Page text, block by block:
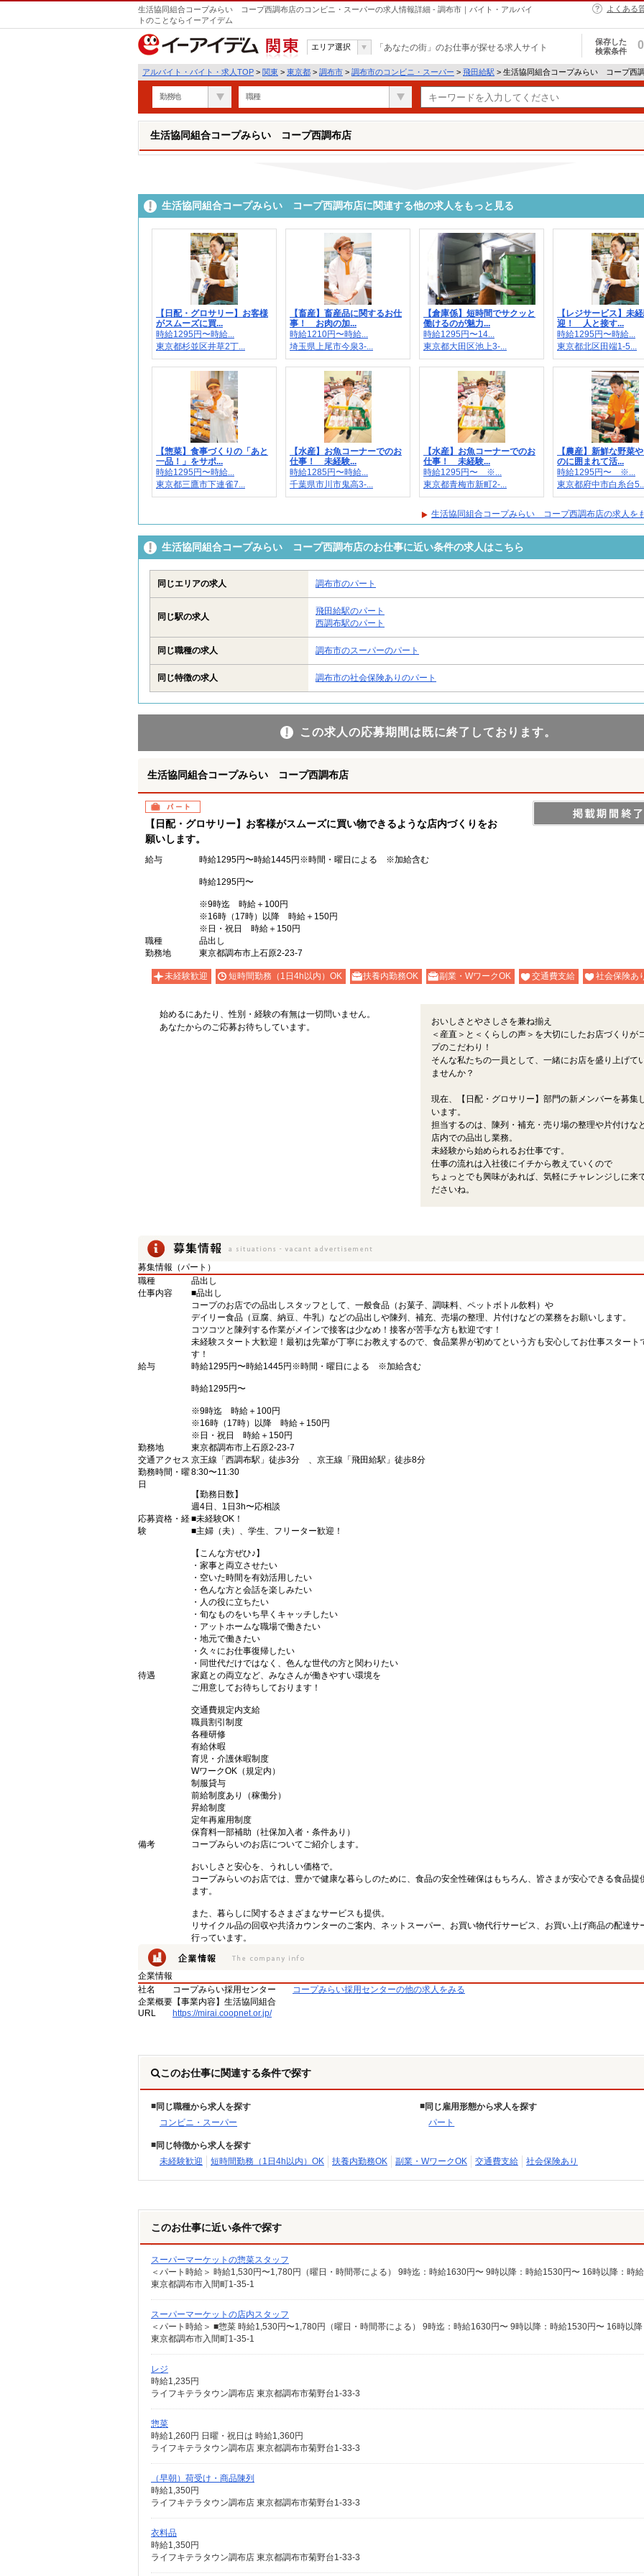
生活協同組合コープみらい コープ西調布店のコンビニ・スーパーの求人情報詳細 - 調布市｜バイト・アルバイ
トのことならイーアイデム
よくある
関東
エリア選択 「あなたの街」のお仕事が探せる求人サイト
保存した
検索条件
0
アルバイト・バイト・求人TOP > 関東 > 東京都 > 調布市 > 調布市のコンビニ・スーパー > 飛田給駅 > 生活協同組合コープみらい コープ西
勤務地 職種
生活協同組合コープみらい コープ西調布店
生活協同組合コープみらい コープ西調布店に関連する他の求人をもっと見る
【日配・グロサリー】お客様
がスムーズに買...
時給1295円〜時給...
東京都杉並区井草2丁...
【畜産】畜産品に関するお仕
事！ お肉の加...
時給1210円〜時給...
埼玉県上尾市今泉3-...
【倉庫係】短時間でサクッと
働けるのが魅力...
時給1295円〜14...
東京都大田区池上3-...
【レジサービス】未
迎！ 人と接す...
時給1295円〜時給...
東京都北区田端1-5...
【惣菜】食事づくりの「あと
一品！」をサポ...
時給1295円〜時給...
東京都三鷹市下連雀7...
【水産】お魚コーナーでのお
仕事！ 未経験...
時給1285円〜時給...
千葉県市川市鬼高3-...
【水産】お魚コーナーでのお
仕事！ 未経験...
時給1295円〜 ※...
東京都青梅市新町2-...
【農産】新鮮な野菜
のに囲まれて活...
時給1295円〜 ※...
東京都府中市白糸台
生活協同組合コープみらい コープ西調布店の求人を
生活協同組合コープみらい コープ西調布店のお仕事に近い条件の求人はこちら
同じエリアの求人 調布市のパート
同じ駅の求人
飛田給駅のパート
西調布駅のパート
同じ職種の求人 調布市のスーパーのパート
同じ特徴の求人 調布市の社会保険ありのパート
この求人の応募期間は既に終了しております。
生活協同組合コープみらい コープ西調布店
パート
【日配・グロサリー】お客様がスムーズに買い物できるような店内づくりをお
願いします。
給与 時給1295円〜時給1445円※時間・曜日による ※加給含む
時給1295円〜
※9時迄 時給＋100円
※16時（17時）以降 時給＋150円
※日・祝日 時給＋150円
職種
品出し
勤務地
東京都調布市上石原2-23-7
未経験歓迎 短時間勤務（1日4h以内）OK 扶養内勤務OK 副業・WワークOK 交通費支給 社会保険あ
始めるにあたり、性別・経験の有無は一切問いません。
あなたからのご応募お待ちしています。
おいしさとやさしさを兼ね揃え
＜産直＞と＜くらしの声＞を大切にしたお店づくりが
プのこだわり！
そんな私たちの一員として、一緒にお店を盛り上げて
ませんか？
現在、【日配・グロサリー】部門の新メンバーを募集
います。
担当するのは、陳列・補充・売り場の整理や片付けな
店内での品出し業務。
未経験から始められるお仕事です。
仕事の流れは入社後にイチから教えていくので
ちょっとでも興味があれば、気軽にチャレンジしに来
ださいね。
募集情報（パート）
職種
品出し
仕事内容
■品出し
コープのお店での品出しスタッフとして、一般食品（お菓子、調味料、ペットボトル飲料）や
デイリー食品（豆腐、納豆、牛乳）などの品出しや陳列、補充、売場の整理、片付けなどの業務をお願いします。
コツコツと陳列する作業がメインで接客は少なめ！接客が苦手な方も歓迎です！
未経験スタート大歓迎！最初は先輩が丁寧にお教えするので、食品業界が初めてという方も安心してお仕事スタート
す！
給与
時給1295円〜時給1445円※時間・曜日による ※加給含む
時給1295円〜
※9時迄 時給＋100円
※16時（17時）以降 時給＋150円
※日・祝日 時給＋150円
勤務地
東京都調布市上石原2-23-7
交通アクセス 京王線「西調布駅」徒歩3分 、京王線「飛田給駅」徒歩8分
勤務時間・曜
日
8:30〜11:30
【勤務日数】
週4日、1日3h〜応相談
応募資格・経
験
■未経験OK！
■主婦（夫）、学生、フリーター歓迎！
【こんな方ぜひ♪】
・家事と両立させたい
・空いた時間を有効活用したい
・色んな方と会話を楽しみたい
・人の役に立ちたい
・旬なものをいち早くキャッチしたい
・アットホームな職場で働きたい
・地元で働きたい
・久々にお仕事復帰したい
・同世代だけではなく、色んな世代の方と関わりたい
待遇
家庭との両立など、みなさんが働きやすい環境を
ご用意してお待ちしております！
交通費規定内支給
職員割引制度
各種研修
有給休暇
育児・介護休暇制度
WワークOK（規定内）
制服貸与
前給制度あり（稼働分）
昇給制度
定年再雇用制度
保育料一部補助（社保加入者・条件あり）
備考
コープみらいのお店についてご紹介します。
おいしさと安心を、うれしい価格で。
コープみらいのお店では、豊かで健康な暮らしのために、食品の安全性確保はもちろん、皆さまが安心できる食品提
ます。
また、暮らしに関するさまざまなサービスも提供。
リサイクル品の回収や共済カウンターのご案内、ネットスーパー、お買い物代行サービス、お買い上げ商品の配達サ
行っています。
企業情報
社名
コープみらい採用センター
コープみらい採用センターの他の求人をみる
企業概要 【事業内容】生活協同組合
URL
https://mirai.coopnet.or.jp/
このお仕事に関連する条件で探す
同じ職種から求人を探す
コンビニ・スーパー
同じ雇用形態から求人を探す
パート
同じ特徴から求人を探す
未経験歓迎
短時間勤務（1日4h以内）OK 扶養内勤務OK 副業・WワークOK 交通費支給 社会保険あり
このお仕事に近い条件で探す
スーパーマーケットの惣菜スタッフ
東京都調布市入間町1-35-1
スーパーマーケットの店内スタッフ
東京都調布市入間町1-35-1
レジ
時給1,235円
ライフキテラタウン調布店 東京都調布市菊野台1-33-3
惣菜
時給1,260円 日曜・祝日は 時給1,360円
ライフキテラタウン調布店 東京都調布市菊野台1-33-3
（早朝）荷受け・商品陳列
時給1,350円
ライフキテラタウン調布店 東京都調布市菊野台1-33-3
衣料品
時給1,350円
ライフキテラタウン調布店 東京都調布市菊野台1-33-3